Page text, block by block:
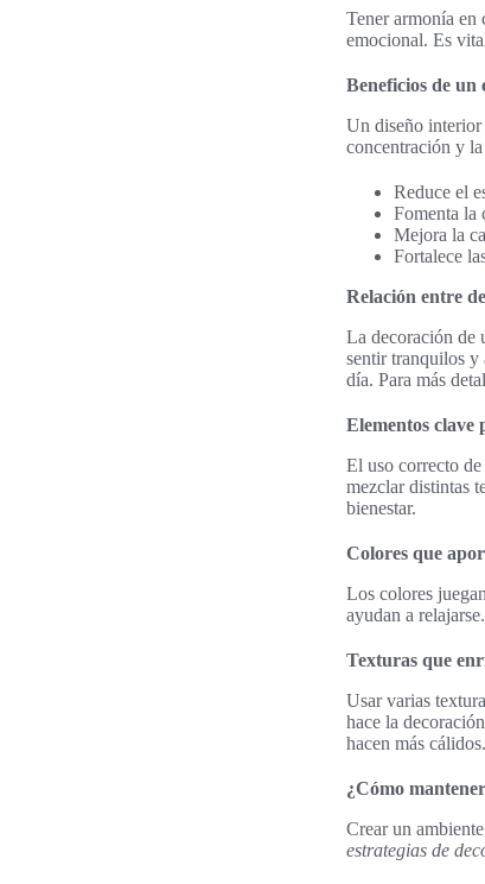
Tener armonía en
emocional. Es
Beneficios de un
Un diseño interior
concentración y
Reduce el
Fomenta la
Mejora la
Fortalece
Relación entre
La decoración de
sentir tranquilos y
día. Para más
Elementos clave
El uso correcto
mezclar distintas
bienestar.
Colores que
Los colores
ayudan a
Texturas que
Usar varias
hace la
hacen más cálidos.
¿Cómo
Crear un
estrategias de